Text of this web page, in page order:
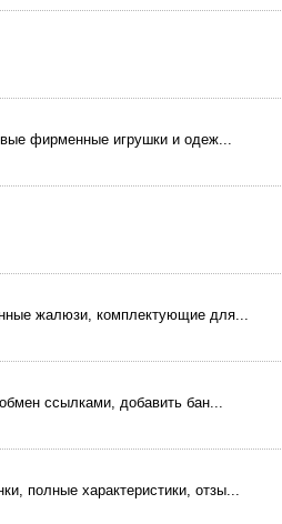
фирменные игрушки и одеж...
жалюзи, комплектующие для...
ссылками, добавить бан...
полные характеристики, отзы...